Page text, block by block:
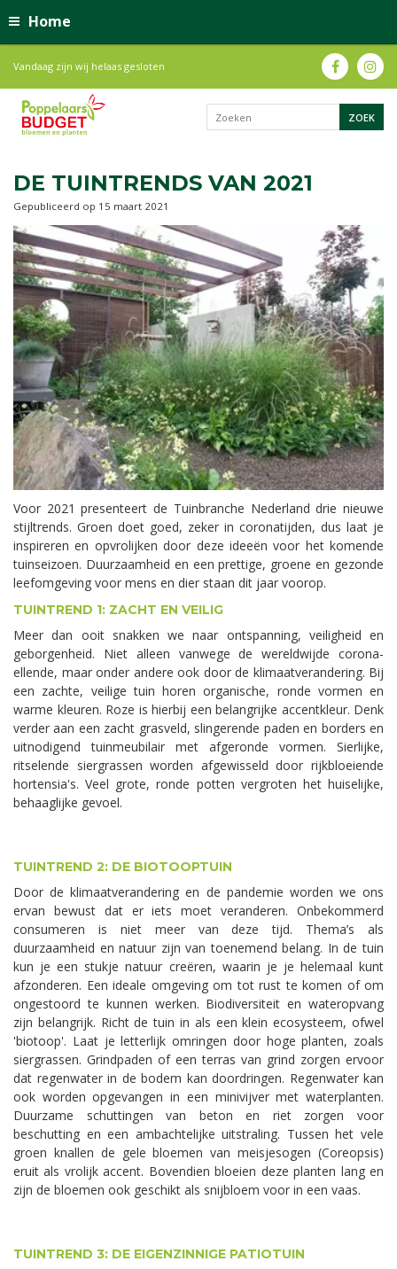
Home
Vandaag zijn wij helaas gesloten
DE TUINTRENDS VAN 2021
Gepubliceerd op 15 maart 2021
Voor 2021 presenteert de Tuinbranche Nederland drie nieuwe
stijltrends. Groen doet goed, zeker in coronatijden, dus laat je
inspireren en opvrolijken door deze ideeën voor het komende
tuinseizoen. Duurzaamheid en een prettige, groene en gezonde
leefomgeving voor mens en dier staan dit jaar voorop.
TUINTREND 1: ZACHT EN VEILIG
Meer dan ooit snakken we naar ontspanning, veiligheid en
geborgenheid. Niet alleen vanwege de wereldwijde corona-
ellende, maar onder andere ook door de klimaatverandering. Bij
een zachte, veilige tuin horen organische, ronde vormen en
warme kleuren. Roze is hierbij een belangrijke accentkleur. Denk
verder aan een zacht grasveld, slingerende paden en borders en
uitnodigend tuinmeubilair met afgeronde vormen. Sierlijke,
ritselende siergrassen worden afgewisseld door rijkbloeiende
hortensia's. Veel grote, ronde potten vergroten het huiselijke,
behaaglijke gevoel.
TUINTREND 2: DE BIOTOOPTUIN
Door de klimaatverandering en de pandemie worden we ons
ervan bewust dat er iets moet veranderen. Onbekommerd
consumeren is niet meer van deze tijd. Thema’s als
duurzaamheid en natuur zijn van toenemend belang. In de tuin
kun je een stukje natuur creëren, waarin je je helemaal kunt
afzonderen. Een ideale omgeving om tot rust te komen of om
ongestoord te kunnen werken. Biodiversiteit en wateropvang
zijn belangrijk. Richt de tuin in als een klein ecosysteem, ofwel
'biotoop'. Laat je letterlijk omringen door hoge planten, zoals
siergrassen. Grindpaden of een terras van grind zorgen ervoor
dat regenwater in de bodem kan doordringen. Regenwater kan
ook worden opgevangen in een minivijver met waterplanten.
Duurzame schuttingen van beton en riet zorgen voor
beschutting en een ambachtelijke uitstraling. Tussen het vele
groen knallen de gele bloemen van meisjesogen (Coreopsis)
eruit als vrolijk accent. Bovendien bloeien deze planten lang en
zijn de bloemen ook geschikt als snijbloem voor in een vaas.
TUINTREND 3: DE EIGENZINNIGE PATIOTUIN